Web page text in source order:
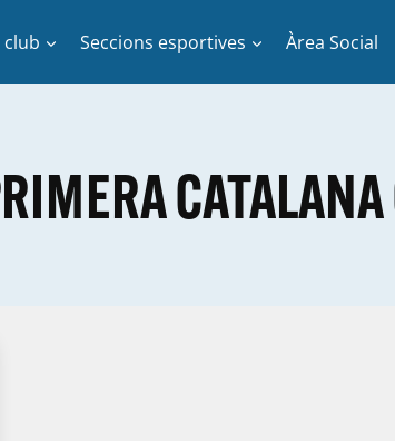
club Seccions esportives Àrea Social